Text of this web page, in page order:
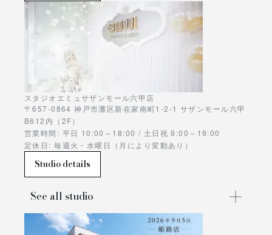
スタジオエミュサザンモール六甲店
〒657-0864 神戸市灘区新在家南町1-2-1 サザンモール六甲
B612内（2F）
営業時間: 平日 10:00～18:00 / 土日祝 9:00～19:00
定休日: 毎週火・水曜日（月により変動あり）
Studio details
See all studio